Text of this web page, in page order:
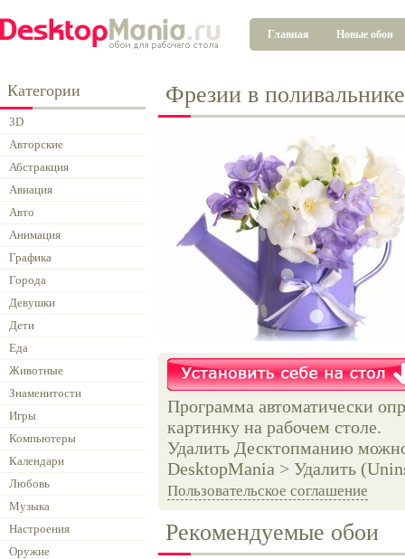
Главная Новые обои
Категории
3D
Авторские
Абстракция
Авиация
Авто
Анимация
Графика
Города
Девушки
Дети
Еда
Животные
Знаменитости
Игры
Компьютеры
Календари
Любовь
Музыка
Настроения
Оружие
Фрезии в поливальнике
Программа автоматически
картинку на рабочем столе.
Удалить Десктопманию
DesktopMania > Удалить
Пользовательское соглашение
Рекомендуемые обои